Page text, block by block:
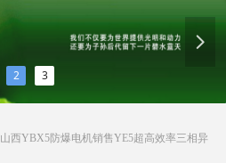
2 3
넲
山西YBX5防爆电机销售YE5超高效率三相异